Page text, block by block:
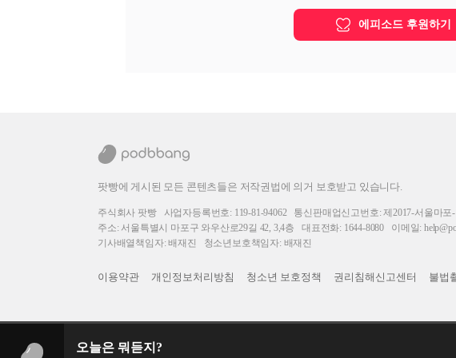
에피소드 후원하기
팟빵에 게시된 모든 콘텐츠들은 저작권법에 의거 보호받고 있습니다.
주식회사 팟빵 사업자등록번호: 119-81-94062 통신판매업신고번호: 제2017-서울마포-
주소: 서울특별시 마포구 와우산로29길 42, 3,4층
대표전화: 1644-8080
이메일:
기사배열책임자: 배재진
청소년보호책임자: 배재진
이용약관 개인정보처리방침 청소년 보호정책 권리침해신고센터 불법
오늘은 뭐듣지?